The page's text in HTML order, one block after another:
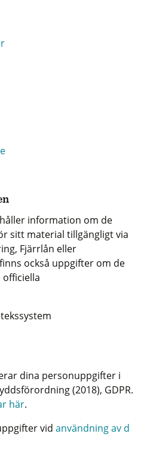
information om de
sitt material tillgängligt via
Fjärrlån eller
också uppgifter om de
dina personuppgifter i
(2018), GDPR.
här.
vid användning av d